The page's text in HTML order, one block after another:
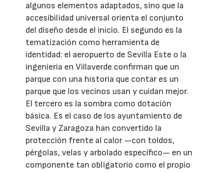
algunos elementos adaptados, sino que la
accesibilidad universal orienta el conjunto
del diseño desde el inicio. El segundo es la
tematización como herramienta de
identidad: el aeropuerto de Sevilla Este o la
ingeniería en Villaverde confirman que un
parque con una historia que contar es un
parque que los vecinos usan y cuidan mejor.
El tercero es la sombra como dotación
básica. Es el caso de los ayuntamiento de
Sevilla y Zaragoza han convertido la
protección frente al calor —con toldos,
pérgolas, velas y arbolado específico— en un
componente tan obligatorio como el propio